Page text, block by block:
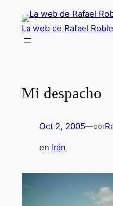
contenido
La web de Rafael
Mi despacho
Oct 2, 2005—por
en Irán